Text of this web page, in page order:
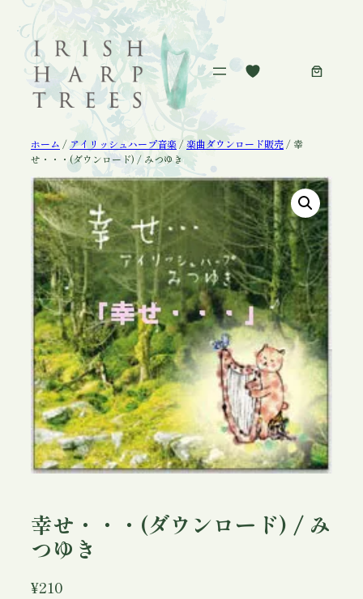
容
ホーム /アイリッシュハープ音楽 /楽曲ダウンロード販売 / 幸
せ・・・(ダウンロード) / みつゆき
幸せ・・・(ダウンロード) / み
つゆき
¥210